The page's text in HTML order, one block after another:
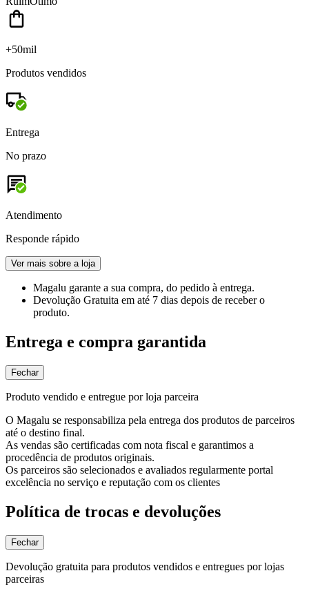
+50mil
Produtos vendidos
Entrega
No prazo
Atendimento
Responde rápido
Ver mais sobre a loja
Magalu garante a sua compra, do pedido à entrega.
Devolução Gratuita em até 7 dias depois de receber o
produto.
Entrega e compra garantida
Fechar
Produto vendido e entregue por loja parceira
O Magalu se responsabiliza pela entrega dos produtos de parceiros
até o destino final.
As vendas são certificadas com nota fiscal e garantimos a
procedência de produtos originais.
Os parceiros são selecionados e avaliados regularmente portal
excelência no serviço e reputação com os clientes
Política de trocas e devoluções
Fechar
Devolução gratuita para produtos vendidos e entregues por lojas
parceiras